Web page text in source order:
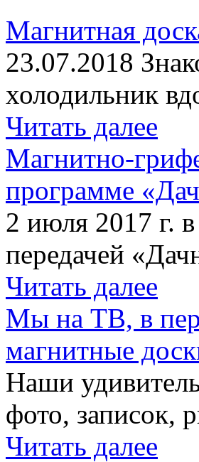
Магнитная
23.07.2018
холодильник
Читать далее
Магнитно-
программе
2 июля 2017 г.
передачей
Читать далее
Мы на ТВ, в
магнитные
Наши
фото, записок,
Читать далее